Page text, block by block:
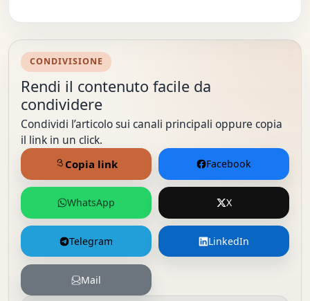
CONDIVISIONE
Rendi il contenuto facile da
condividere
Condividi l’articolo sui canali principali oppure copia
il link in un click.
Facebook
WhatsApp X
Telegram LinkedIn
Mail
Copia link